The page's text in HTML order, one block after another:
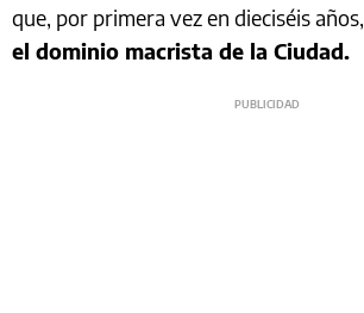
que, por primera vez en dieciséis años,
el dominio macrista de la Ciudad.